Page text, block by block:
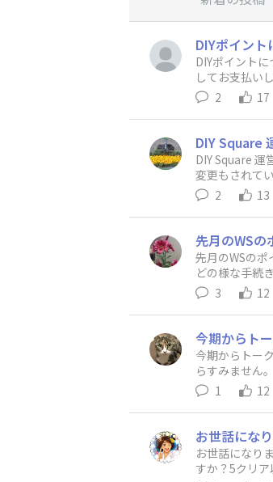
DIYポイント
してお支払い
2
17
DIY Square 運
変更もされて
り
2 13
先月のWSの
どの様な手続
3
12
今期からトー
らすみません。
1
12
お世話になり
すか？5クリ